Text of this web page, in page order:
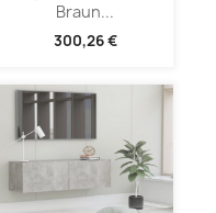
Braun...
300,26 €